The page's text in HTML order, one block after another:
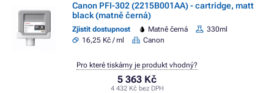
Canon PFI-302 (2215B001AA) - cartridge, matt
black (matně černá)
Zjistit dostupnost Matně černá
330ml
16,25 Kč / ml
Canon
5 363 Kč
4 432 Kč bez DPH
Pro které tiskárny je produkt vhodný?